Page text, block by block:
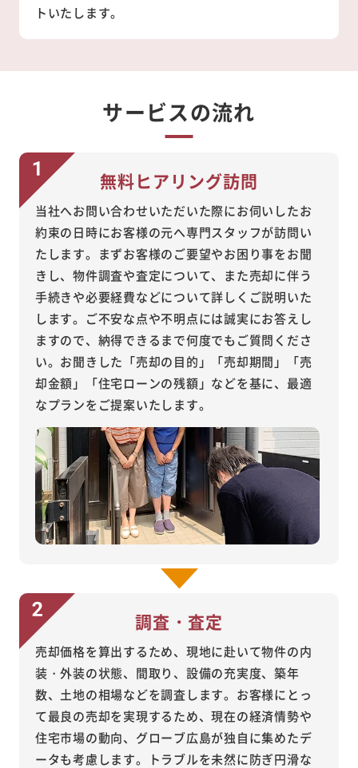
トいたします。
サービスの流れ
無料ヒアリング訪問
当社へお問い合わせいただいた際にお伺いしたお
約束の日時にお客様の元へ専門スタッフが訪問い
たします。まずお客様のご要望やお困り事をお聞
きし、物件調査や査定について、また売却に伴う
手続きや必要経費などについて詳しくご説明いた
します。ご不安な点や不明点には誠実にお答えし
ますので、納得できるまで何度でもご質問くださ
い。お聞きした「売却の目的」「売却期間」「売
却金額」「住宅ローンの残額」などを基に、最適
なプランをご提案いたします。
調査・査定
売却価格を算出するため、現地に赴いて物件の内
装・外装の状態、間取り、設備の充実度、築年
数、土地の相場などを調査します。お客様にとっ
て最良の売却を実現するため、現在の経済情勢や
住宅市場の動向、グローブ広島が独自に集めたデ
ータも考慮します。トラブルを未然に防ぎ円滑な